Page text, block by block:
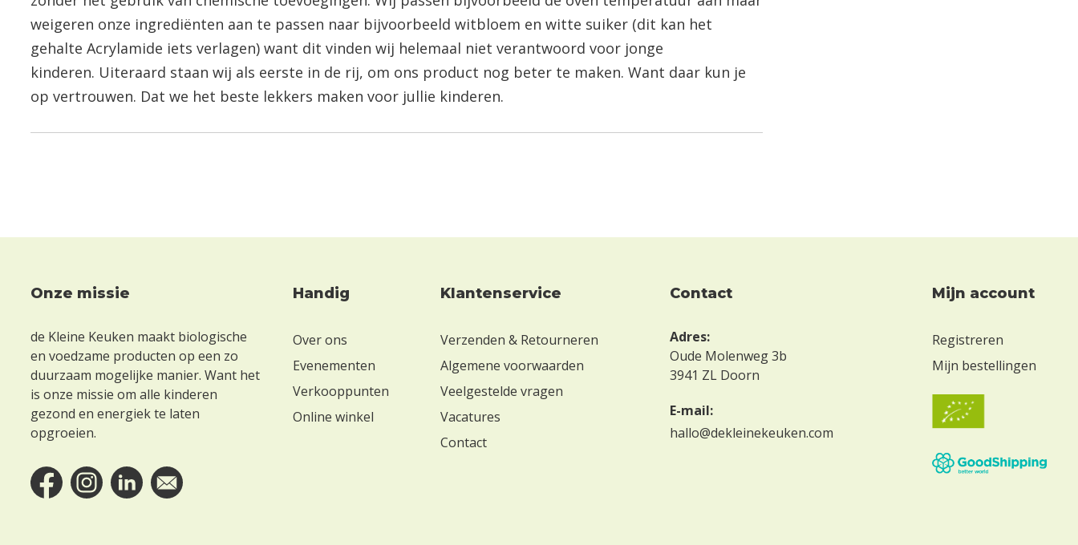
weigeren onze ingrediënten aan te passen naar bijvoorbeeld witbloem en witte suiker (dit kan het
gehalte Acrylamide iets verlagen) want dit vinden wij helemaal niet verantwoord voor jonge
kinderen. Uiteraard staan wij als eerste in de rij, om ons product nog beter te maken. Want daar kun je
op vertrouwen. Dat we het beste lekkers maken voor jullie kinderen.
Footer
Onze missie
de Kleine Keuken maakt biologische
en voedzame producten op een zo
duurzaam mogelijke manier. Want het
is onze missie om alle kinderen
gezond en energiek te laten
opgroeien.
Handig
Over ons
Evenementen
Verkooppunten
Online winkel
Klantenservice
Verzenden & Retourneren
Algemene voorwaarden
Veelgestelde vragen
Vacatures
Contact
contact
Adres:
Oude Molenweg 3b
3941 ZL Doorn
E-mail:
hallo@dekleinekeuken.com
Mijn account
Registreren
Mijn bestellingen